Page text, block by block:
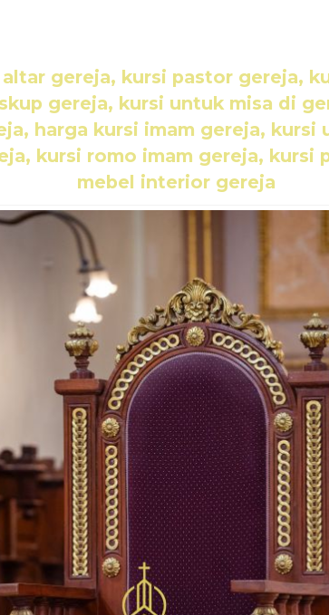
gereja, kursi pastor gereja,
gereja, kursi untuk misa di
harga kursi imam gereja,
kursi romo imam gereja,
mebel interior gereja